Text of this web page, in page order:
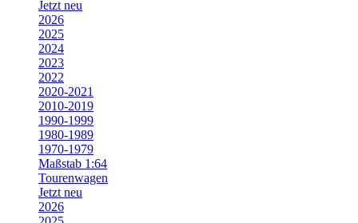
Jetzt neu
2026
2025
2024
2023
2022
2020-2021
2010-2019
1990-1999
1980-1989
1970-1979
Maßstab 1:64
Tourenwagen
Jetzt neu
2026